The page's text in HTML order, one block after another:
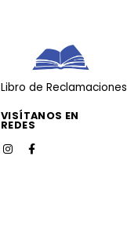
Libro de Reclamaciones
VISÍTANOS EN
REDES